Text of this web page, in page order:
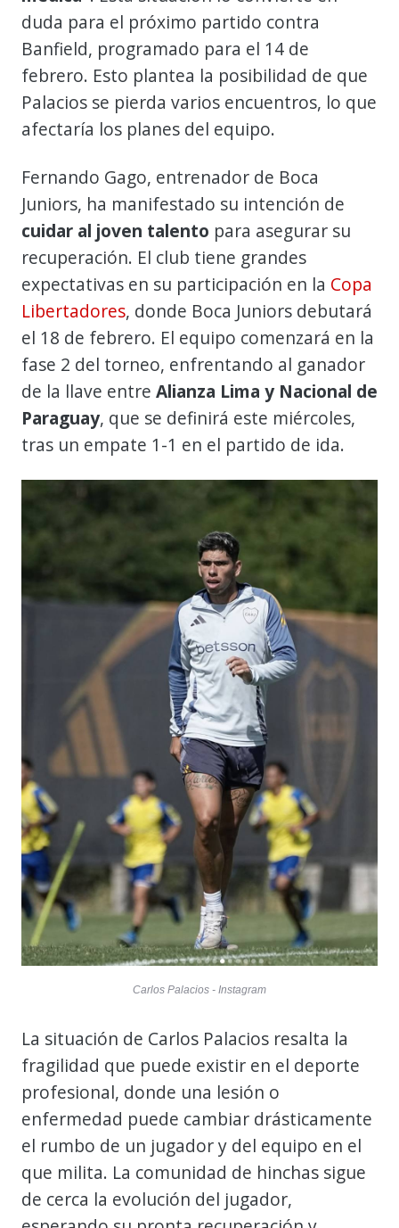
duda para el próximo partido contra
Banfield, programado para el 14 de
febrero. Esto plantea la posibilidad de que
Palacios se pierda varios encuentros, lo que
afectaría los planes del equipo.
Fernando Gago, entrenador de Boca
Juniors, ha manifestado su intención de
cuidar al joven talento para asegurar su
recuperación. El club tiene grandes
expectativas en su participación en la Copa
Libertadores, donde Boca Juniors debutará
el 18 de febrero. El equipo comenzará en la
fase 2 del torneo, enfrentando al ganador
de la llave entre Alianza Lima y Nacional de
Paraguay, que se definirá este miércoles,
tras un empate 1-1 en el partido de ida.
Carlos Palacios - Instagram
La situación de Carlos Palacios resalta la
fragilidad que puede existir en el deporte
profesional, donde una lesión o
enfermedad puede cambiar drásticamente
el rumbo de un jugador y del equipo en el
que milita. La comunidad de hinchas sigue
de cerca la evolución del jugador,